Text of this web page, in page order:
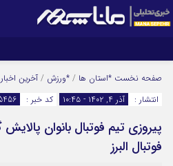
اینستاگرام
سروش
آپارات
نام کاربری یا نشانی ایمیل
رمز عبور
صفحه نخست *استان ها / *ورزش / آخرین اخبار
انتشار :
آذر ۴, ۱۴۰۲ - ۱۰:۴۵ کد خبر :
پیروزی تیم فوتبال بانوان پالایش
فوتبال البرز